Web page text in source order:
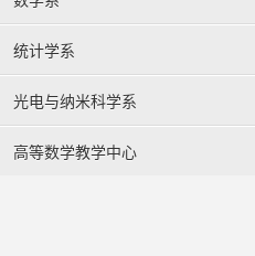
统计学系
光电与纳米科学系
高等数学教学中心